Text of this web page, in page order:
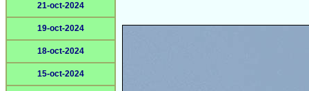
21-oct-2024
19-oct-2024
18-oct-2024
15-oct-2024